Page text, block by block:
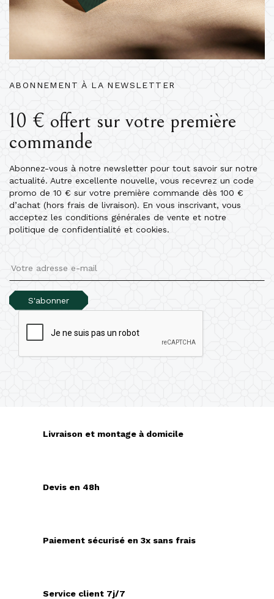
ABONNEMENT À LA NEWSLETTER
10 € offert sur votre première
commande
Abonnez-vous à notre newsletter pour tout savoir sur notre
actualité. Autre excellente nouvelle, vous recevrez un code
promo de 10 € sur votre première commande dès 100 €
d’achat (hors frais de livraison). En vous inscrivant, vous
acceptez les conditions générales de vente et notre
politique de confidentialité et cookies.
S'abonner
Livraison et montage à domicile
Devis en 48h
Paiement sécurisé en 3x sans frais
Service client 7j/7